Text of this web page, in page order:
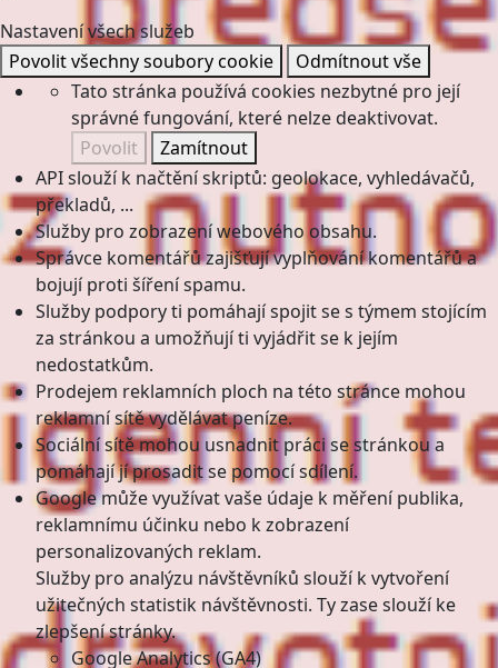
Nastavení všech služeb
Povolit všechny soubory cookie
Odmítnout vše
Tato stránka používá cookies nezbytné pro její
správné fungování, které nelze deaktivovat.
Povolit
Zamítnout
API slouží k načtění skriptů: geolokace, vyhledávačů,
překladů, ...
Služby pro zobrazení webového obsahu.
Správce komentářů zajišťují vyplňování komentářů a
bojují proti šíření spamu.
Služby podpory ti pomáhají spojit se s týmem stojícím
za stránkou a umožňují ti vyjádřit se k jejím
nedostatkům.
Prodejem reklamních ploch na této stránce mohou
reklamní sítě vydělávat peníze.
Sociální sítě mohou usnadnit práci se stránkou a
pomáhají jí prosadit se pomocí sdílení.
Google může využívat vaše údaje k měření publika,
reklamnímu účinku nebo k zobrazení
personalizovaných reklam.
Služby pro analýzu návštěvníků slouží k vytvoření
užitečných statistik návštěvnosti. Ty zase slouží ke
zlepšení stránky.
Google Analytics (GA4)